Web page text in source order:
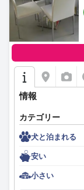
状態に注目してい
が時折ありますが
な姿勢は明らかで
ホテルのスタッフ
ョナルな態度で
は、歓迎的な態度
スを向上させてい
ホテル内の無料
すが、接続に問題
メニティも、歓迎
の公共駐車場まで
金がかかります
ます。
情報
カテゴリー
犬と泊まれる
安い
小さい